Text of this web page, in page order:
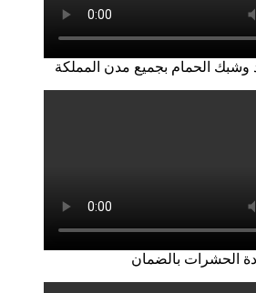
الحمام بجميع مدن المملكة
الحشرات بالضمان